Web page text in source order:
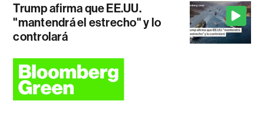
Trump afirma que EE.UU.
"mantendrá el estrecho" y lo
controlará